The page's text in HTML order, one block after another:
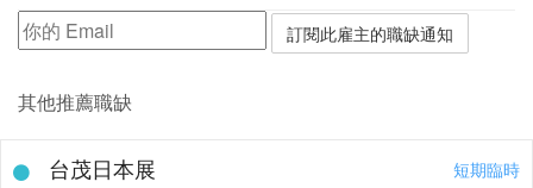
其他推薦職缺
短期臨時
台茂日本展